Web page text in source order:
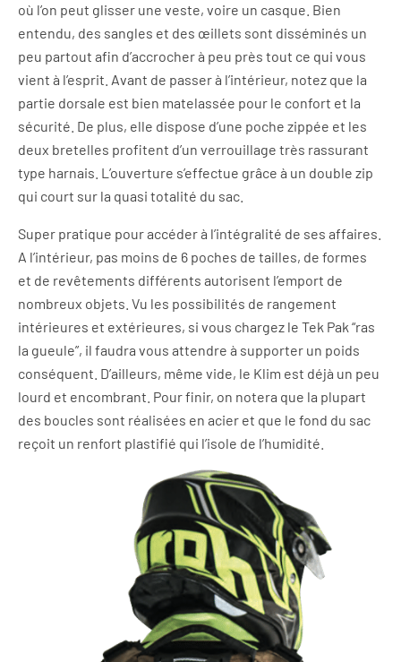
où l’on peut glisser une veste, voire un casque. Bien
entendu, des sangles et des œillets sont disséminés un
peu partout afin d’accrocher à peu près tout ce qui vous
vient à l’esprit. Avant de passer à l’intérieur, notez que la
partie dorsale est bien matelassée pour le confort et la
sécurité. De plus, elle dispose d’une poche zippée et les
deux bretelles profitent d’un verrouillage très rassurant
type harnais. L’ouverture s’effectue grâce à un double zip
qui court sur la quasi totalité du sac.
Super pratique pour accéder à l’intégralité de ses affaires.
A l’intérieur, pas moins de 6 poches de tailles, de formes
et de revêtements différents autorisent l’emport de
nombreux objets. Vu les possibilités de rangement
intérieures et extérieures, si vous chargez le Tek Pak “ras
la gueule”, il faudra vous attendre à supporter un poids
conséquent. D’ailleurs, même vide, le Klim est déjà un peu
lourd et encombrant. Pour finir, on notera que la plupart
des boucles sont réalisées en acier et que le fond du sac
reçoit un renfort plastifié qui l’isole de l’humidité.